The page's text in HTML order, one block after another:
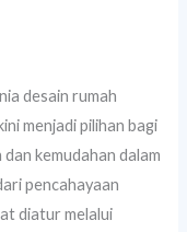
desain rumah
menjadi pilihan bagi
kemudahan dalam
pencahayaan
diatur melalui